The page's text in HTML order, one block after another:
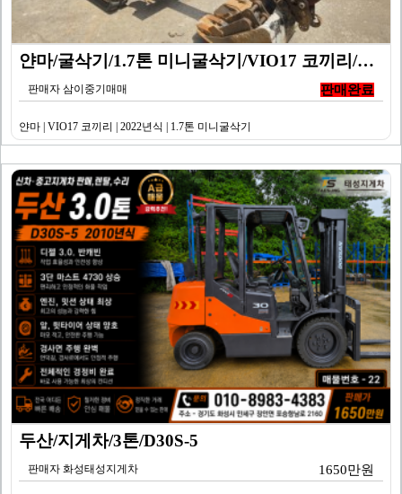
얀마/굴삭기/1.7톤 미니굴삭기/VIO17 코끼리/20…
판매자 삼이중기매매 판매완료
얀마 | VIO17 코끼리 | 2022년식 | 1.7톤 미니굴삭기
두산/지게차/3톤/D30S-5
판매자 화성태성지게차 1650만원